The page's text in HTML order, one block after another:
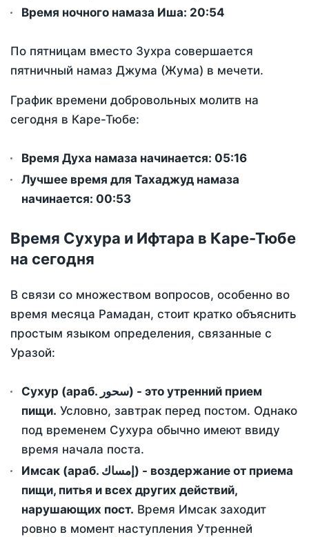
Время ночного намаза Иша: 20:54
По пятницам вместо Зухра совершается
пятничный намаз Джума (Жума) в мечети.
График времени добровольных молитв на
сегодня в Каре-Тюбе:
Время Духа намаза начинается: 05:16
Лучшее время для Тахаджуд намаза
начинается: 00:53
Время Сухура и Ифтара в Каре-Тюбе
на сегодня
В связи со множеством вопросов, особенно во
время месяца Рамадан, стоит кратко объяснить
простым языком определения, связанные с
Уразой:
Сухур (араб. سحور) - это утренний прием
пищи. Условно, завтрак перед постом. Однако
под временем Сухура обычно имеют ввиду
время начала поста.
Имсак (араб. إمساك) - воздержание от приема
пищи, питья и всех других действий,
нарушающих пост. Время Имсак заходит
ровно в момент наступления Утренней